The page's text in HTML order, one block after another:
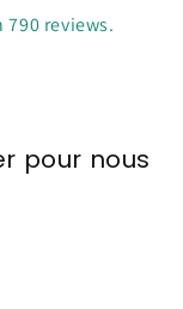
reviews.
pour nous